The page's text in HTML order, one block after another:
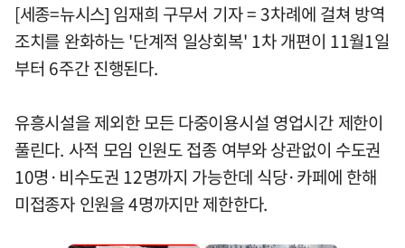
[세종=뉴시스] 임재희 구무서 기자 = 3차례에 걸쳐 방역
조치를 완화하는 '단계적 일상회복' 1차 개편이 11월1일
부터 6주간 진행된다.
유흥시설을 제외한 모든 다중이용시설 영업시간 제한이
풀린다. 사적 모임 인원도 접종 여부와 상관없이 수도권
10명·비수도권 12명까지 가능한데 식당·카페에 한해
미접종자 인원을 4명까지만 제한한다.